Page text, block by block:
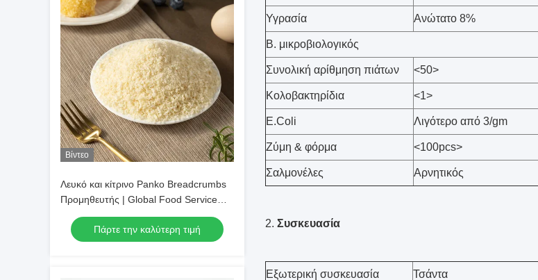
Βίντεο
Λευκό και κίτρινο Panko Breadcrumbs
Προμηθευτής | Global Food Service
Distributor
Πάρτε την καλύτερη τιμή
Υγρασία Ανώτατο 8%
Β. μικροβιολογικός
Συνολική αρίθμηση πιάτων <50>
Κολοβακτηρίδια <1>
E.Coli Λιγότερο από 3/gm
Ζύμη & φόρμα <100pcs>
Σαλμονέλες Αρνητικός
2. Συσκευασία
Εξωτερική συσκευασία Τσάντα